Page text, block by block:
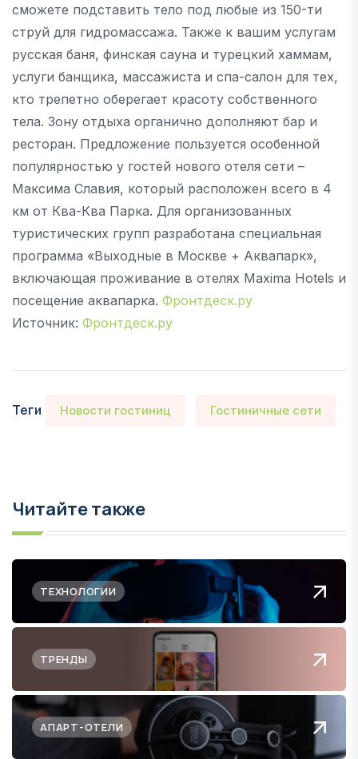
сможете подставить тело под любые из 150-ти
струй для гидромассажа. Также к вашим услугам
русская баня, финская сауна и турецкий хаммам,
услуги банщика, массажиста и спа-салон для тех,
кто трепетно оберегает красоту собственного
тела. Зону отдыха органично дополняют бар и
ресторан. Предложение пользуется особенной
популярностью у гостей нового отеля сети –
Максима Славия, который расположен всего в 4
км от Ква-Ква Парка. Для организованных
туристических групп разработана специальная
программа «Выходные в Москве + Аквапарк»,
включающая проживание в отелях Maxima Hotels и
посещение аквапарка. Фронтдеск.ру
Источник: Фронтдеск.ру
Теги Новости гостиниц Гостиничные сети
Читайте также
ТЕХНОЛОГИИ
ТРЕНДЫ
АПАРТ-ОТЕЛИ